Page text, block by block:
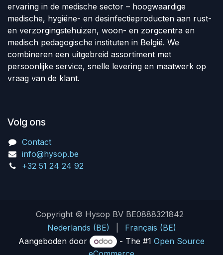
ervaring in de medische sector – hoogwaardige
medische, hygiëne- en desinfectieproducten aan rust-
en verzorgingstehuizen, woon- en zorgcentra en
medisch pedagogische instituten in België. We
combineren een uitgebreid assortiment met
persoonlijke service, snelle levering en maatwerk op
vraag van de klant.
Volg ons
Contact
info@hysop.be
+32 51 24 24 92
Copyright © Hysop BV BE0888321842
Nederlands (BE)
Français (BE)
Aangeboden door
- The #1 Open Source